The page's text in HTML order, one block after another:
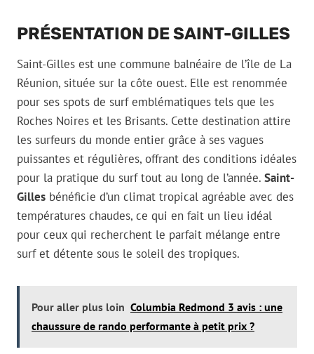
PRÉSENTATION DE SAINT-GILLES
Saint-Gilles est une commune balnéaire de l’île de La
Réunion, située sur la côte ouest. Elle est renommée
pour ses spots de surf emblématiques tels que les
Roches Noires et les Brisants. Cette destination attire
les surfeurs du monde entier grâce à ses vagues
puissantes et régulières, offrant des conditions idéales
pour la pratique du surf tout au long de l’année. Saint-
Gilles bénéficie d’un climat tropical agréable avec des
températures chaudes, ce qui en fait un lieu idéal
pour ceux qui recherchent le parfait mélange entre
surf et détente sous le soleil des tropiques.
Pour aller plus loin Columbia Redmond 3 avis : une
chaussure de rando performante à petit prix ?